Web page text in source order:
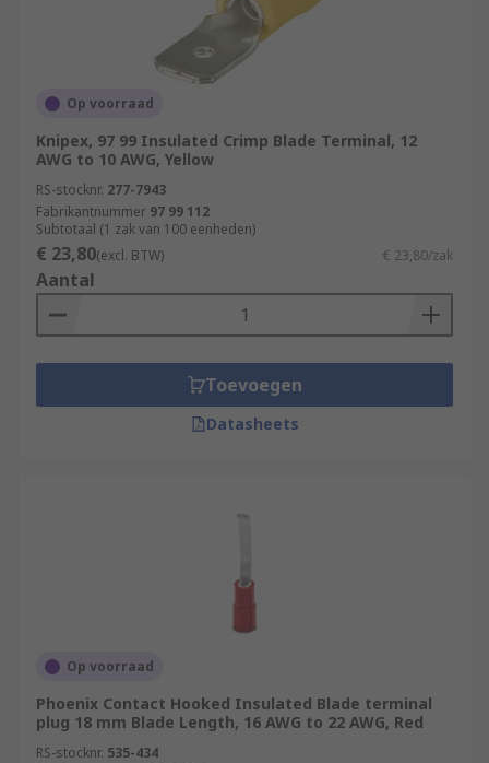
Op voorraad
Knipex, 97 99 Insulated Crimp Blade Terminal, 12
AWG to 10 AWG, Yellow
RS-stocknr. 277-7943
Fabrikantnummer 97 99 112
Subtotaal (1 zak van 100 eenheden)
€ 23,80(excl. BTW) € 23,80/zak
Aantal
Toevoegen
Datasheets
Op voorraad
Phoenix Contact Hooked Insulated Blade terminal
plug 18 mm Blade Length, 16 AWG to 22 AWG, Red
RS-stocknr. 535-434